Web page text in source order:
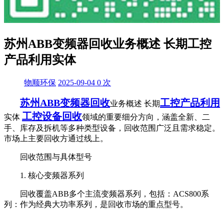
苏州ABB变频器回收业务概述 长期工控
产品利用实体
物顺环保 2025-09-04 0 次
苏州ABB变频器回收业务概述 长期工控产品利用
实体 工控设备回收领域的重要细分方向，涵盖全新、二
手、库存及拆机等多种类型设备，回收范围广泛且需求稳定。
市场上主要回收方通过线上。
回收范围与具体型号
1. 核心变频器系列
回收覆盖ABB多个主流变频器系列，包括：ACS800系
列：作为经典大功率系列，是回收市场的重点型号。